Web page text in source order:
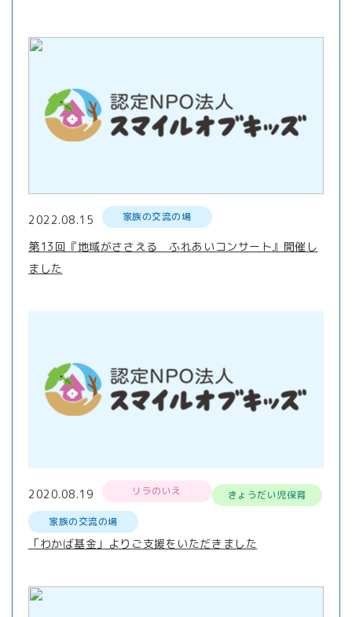
2022.08.15 家族の交流の場
第13回『地域がささえる ふれあいコンサート』開催し
ました
2020.08.19 リラのいえ
きょうだい児保育
家族の交流の場
「わかば基金」よりご支援をいただきました